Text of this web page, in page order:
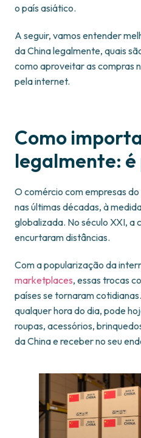
o país asiático.
A seguir, vamos entender
da China legalmente, quais
como aproveitar as compras
pela internet.
Como
legalmente: é
O comércio com empresas
nas últimas décadas, à
globalizada. No século XXI,
encurtaram distâncias.
Com a popularização da
marketplaces, essas trocas
países se tornaram
qualquer hora do dia, pode
roupas, acessórios,
da China e receber no seu